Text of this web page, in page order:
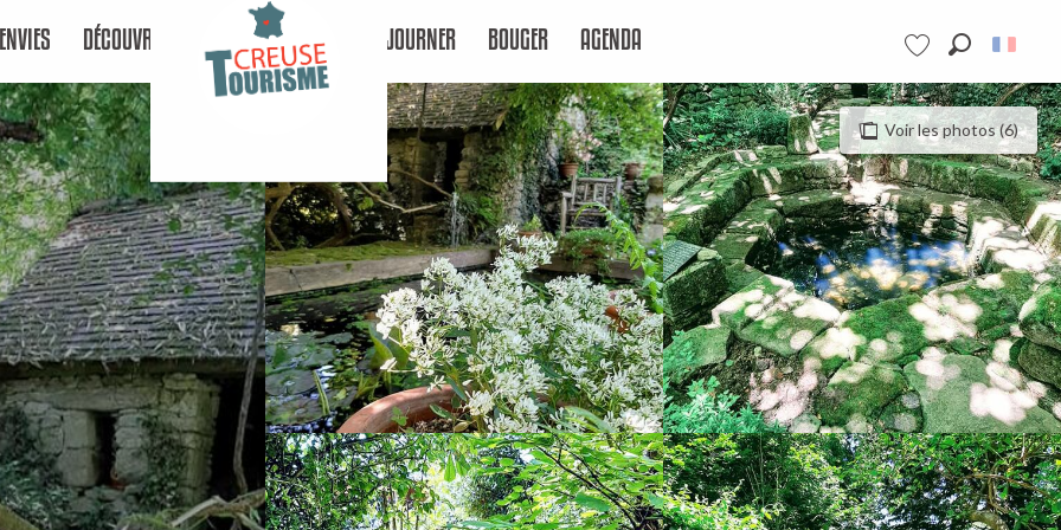
Voir les favoris
DÉCOUVRIR SÉJOURNER BOUGER AGENDA
Voir les photos (6)